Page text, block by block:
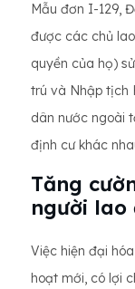
Mẫu đơn I-129,
được các chủ
quyền của họ)
trú và Nhập tịch
dân nước ngoài
định cư khác
Tăng
người lao
Việc hiện đại
hoạt mới, có lợi